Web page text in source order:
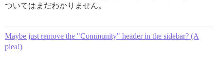
ついてはまだわかりません。
Maybe just remove the "Community" header in the sidebar? (A
plea!)